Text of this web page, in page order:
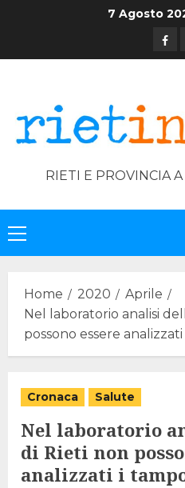
7 Agosto
RIETI E PROVINCIA
Primary
Menu
Home 2020
Aprile
Nel laboratorio analisi
possono essere
Cronaca Salute
Nel laboratorio
di Rieti non
analizzati i